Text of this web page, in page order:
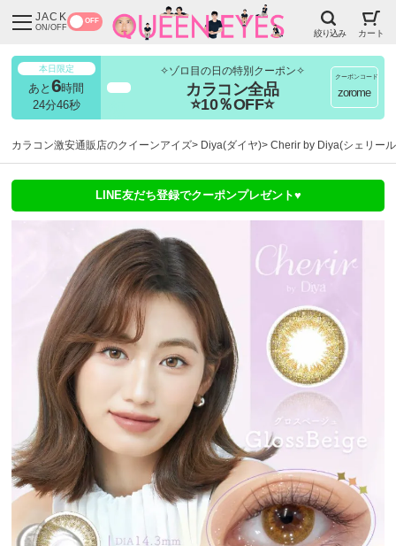
JACK
ON/OFF
OFF
絞り込み カート
本日限定
あと6時間
24分45秒
✧ゾロ目の日の特別クーポン✧
カラコン全品
⭐10％OFF⭐
クーポンコード
zorome
カラコン激安通販店のクイーンアイズ Diya(ダイヤ) Cherir by Diya(シェリー
LINE友だち登録でクーポンプレゼント♥